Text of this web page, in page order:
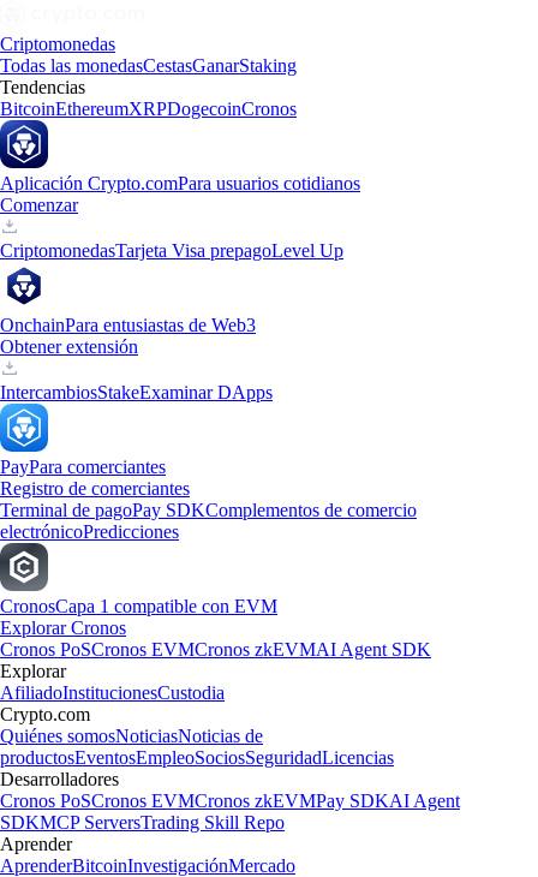
Criptomonedas
Todas las monedasCestasGanarStaking
Tendencias
BitcoinEthereumXRPDogecoinCronos
Aplicación Crypto.comPara usuarios cotidianos
Comenzar
CriptomonedasTarjeta Visa prepagoLevel Up
OnchainPara entusiastas de Web3
Obtener extensión
IntercambiosStakeExaminar DApps
PayPara comerciantes
Registro de comerciantes
Terminal de pagoPay SDKComplementos de comercio
electrónicoPredicciones
CronosCapa 1 compatible con EVM
Explorar Cronos
Cronos PoSCronos EVMCronos zkEVMAI Agent SDK
Explorar
AfiliadoInstitucionesCustodia
Crypto.com
Quiénes somosNoticiasNoticias de
productosEventosEmpleoSociosSeguridadLicencias
Desarrolladores
Cronos PoSCronos EVMCronos zkEVMPay SDKAI Agent
SDKMCP ServersTrading Skill Repo
Aprender
AprenderBitcoinInvestigaciónMercado